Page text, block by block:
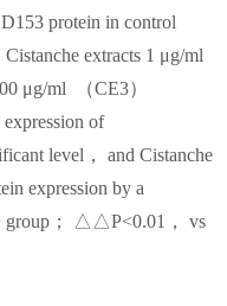
protein in control
extracts 1 μg/ml
μg/ml （CE3）
of
level， and Cistanche
expression by a
group； △△P<0.01， vs